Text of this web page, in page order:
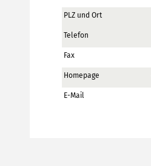
PLZ und Ort
Telefon
Fax
Homepage
E-Mail